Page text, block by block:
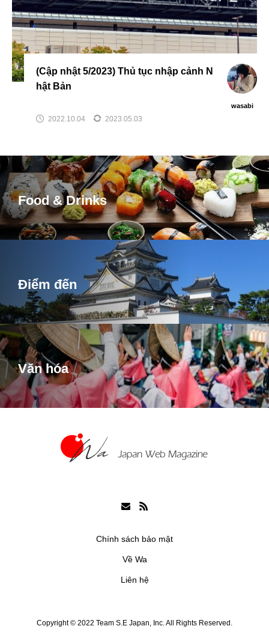
(Cập nhật 5/2023) Thủ tục nhập cảnh N
hật Bản
wasabi
2022.10.04 2023.05.03
Food & Drinks
Điểm đến
Văn hóa
Chính sách bảo mật
Về Wa
Liên hệ
Copyright © 2022 Team S.E Japan, Inc. All Rights Reserved.